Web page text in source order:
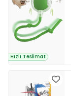
Hızlı Teslimat